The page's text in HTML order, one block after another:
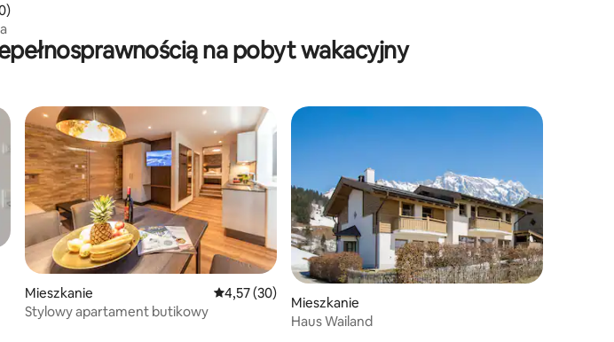
ocena: 5 na 5, liczba recenzji: 30
na pobyt wakacyjny
Mieszkanie Średnia ocena: 4,57 na 5, liczba recenzji: 30
4,57 (30)
Stylowy apartament butikowy
Mieszkanie
Haus Wailand